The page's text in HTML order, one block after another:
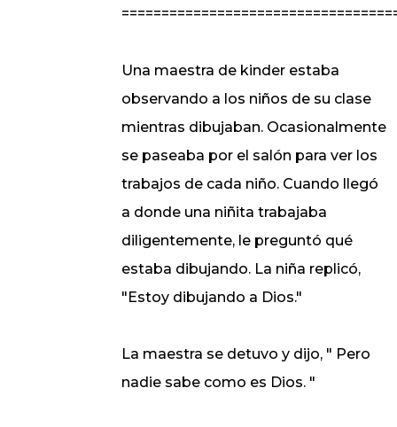
Una maestra de kinder estaba
observando a los niños de su clase
mientras dibujaban. Ocasionalmente
se paseaba por el salón para ver los
trabajos de cada niño. Cuando llegó
a donde una niñita trabajaba
diligentemente, le preguntó qué
estaba dibujando. La niña replicó,
"Estoy dibujando a Dios."
La maestra se detuvo y dijo, " Pero
nadie sabe como es Dios. "